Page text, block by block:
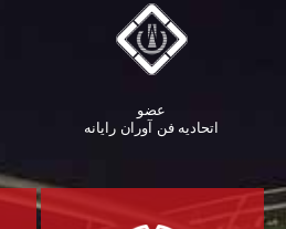
عضو
اتحادیه فن آوران رایانه